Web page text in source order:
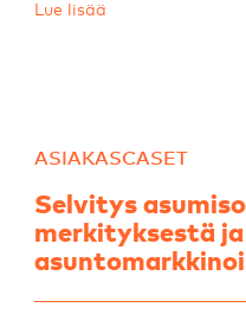
Lue lisää
ASIAKASCASET
Selvitys
merkityksestä